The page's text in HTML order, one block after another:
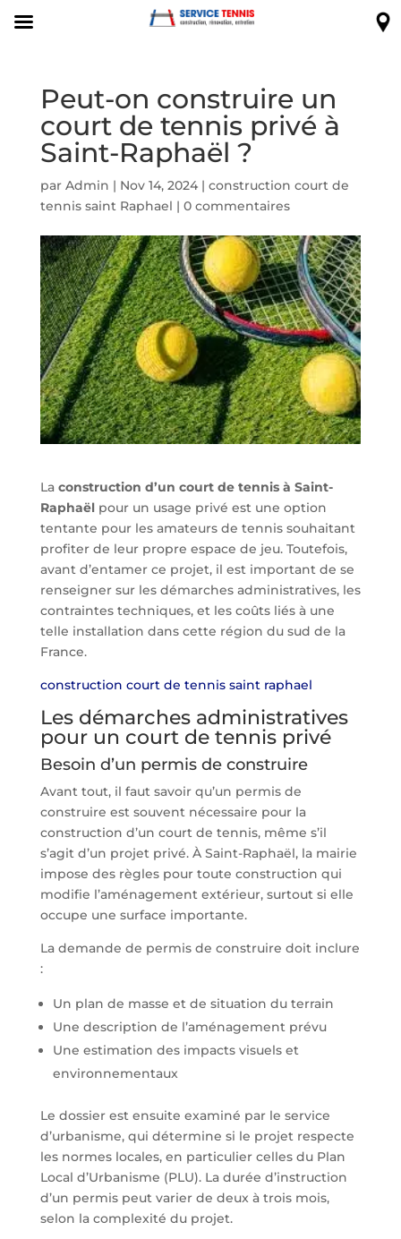
Peut-on construire un
court de tennis privé à
Saint-Raphaël ?
par Admin | Nov 14, 2024| construction court de
tennis saint Raphael | 0 commentaires
La construction d’un court de tennis à Saint-
Raphaël pour un usage privé est une option
tentante pour les amateurs de tennis souhaitant
profiter de leur propre espace de jeu. Toutefois,
avant d’entamer ce projet, il est important de se
renseigner sur les démarches administratives, les
contraintes techniques, et les coûts liés à une
telle installation dans cette région du sud de la
France.
construction court de tennis saint raphael
Les démarches administratives
pour un court de tennis privé
Besoin d’un permis de construire
Avant tout, il faut savoir qu’un permis de
construire est souvent nécessaire pour la
construction d’un court de tennis, même s’il
s’agit d’un projet privé. À Saint-Raphaël, la mairie
impose des règles pour toute construction qui
modifie l’aménagement extérieur, surtout si elle
occupe une surface importante.
La demande de permis de construire doit inclure
:
Un plan de masse et de situation du terrain
Une description de l’aménagement prévu
Une estimation des impacts visuels et
environnementaux
Le dossier est ensuite examiné par le service
d’urbanisme, qui détermine si le projet respecte
les normes locales, en particulier celles du Plan
Local d’Urbanisme (PLU). La durée d’instruction
d’un permis peut varier de deux à trois mois,
selon la complexité du projet.